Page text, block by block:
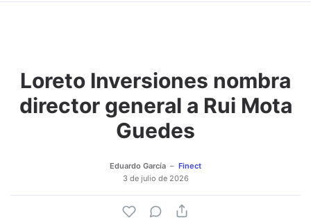
Loreto Inversiones nombra
director general a Rui Mota
Guedes
Eduardo García
Finect
3 de julio de 2026